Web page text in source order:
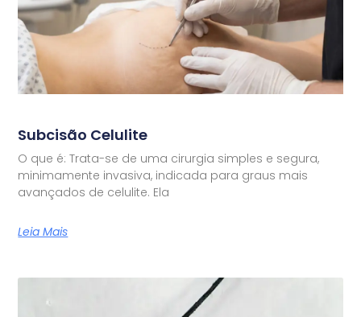
Subcisão Celulite
O que é: Trata-se de uma cirurgia simples e segura,
minimamente invasiva, indicada para graus mais
avançados de celulite. Ela
Leia Mais